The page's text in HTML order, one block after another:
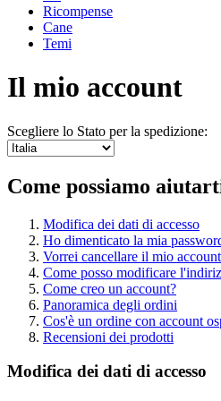
Ricompense
Cane
Temi
Il mio account
Scegliere lo Stato per la spedizione:
Come possiamo
Modifica dei dati di accesso
Ho dimenticato la mia
Vorrei cancellare il mio
Come posso modificare
Come creo un account?
Panoramica degli ordini
Cos'è un ordine con account
Recensioni dei prodotti
Modifica dei dati di accesso